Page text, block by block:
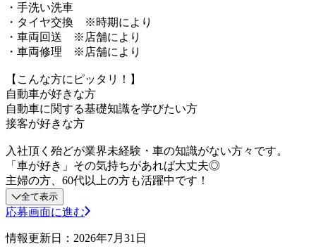
・手洗い洗車
・タイヤ交換 ※時期により
・車両回送 ※店舗により
・車両修理 ※店舗により
【こんな方にピッタリ！】
自動車が好きな方
自動車に関する基礎知識を学びたい方
接客が好きな方
入社頂く殆どが業界未経験・車の知識がない方々です。
「車が好き」その気持ちがあれば大丈夫◎
主婦の方、60代以上の方も活躍中です！
全て表示
応募画面に進む
情報更新日：2026年7月31日